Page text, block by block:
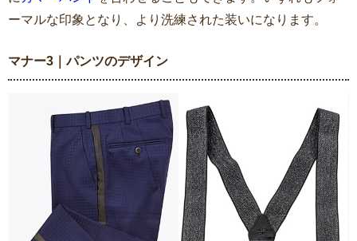
ーマルな印象となり、より洗練された装いになります。
マナー3｜パンツのデザイン